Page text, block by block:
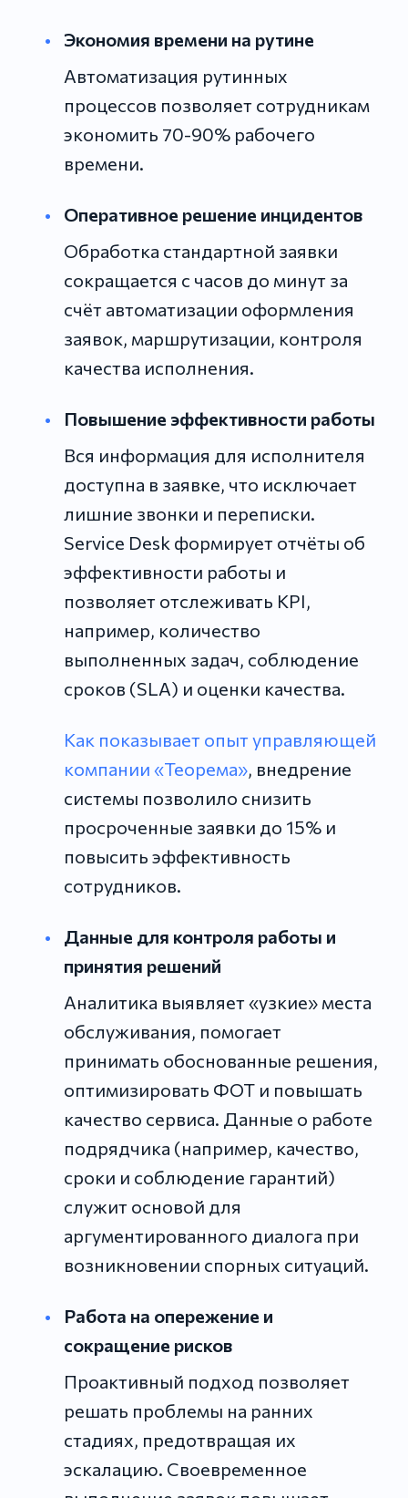
Экономия времени на рутине
Автоматизация рутинных
процессов позволяет сотрудникам
экономить 70-90% рабочего
времени.
Оперативное решение инцидентов
Обработка стандартной заявки
сокращается с часов до минут за
счёт автоматизации оформления
заявок, маршрутизации, контроля
качества исполнения.
Повышение эффективности работы
Вся информация для исполнителя
доступна в заявке, что исключает
лишние звонки и переписки.
Service Desk формирует отчёты об
эффективности работы и
позволяет отслеживать KPI,
например, количество
выполненных задач, соблюдение
сроков (SLA) и оценки качества.
Как показывает опыт управляющей
компании «Теорема», внедрение
системы позволило снизить
просроченные заявки до 15% и
повысить эффективность
сотрудников.
Данные для контроля работы и
принятия решений
Аналитика выявляет «узкие» места
обслуживания, помогает
принимать обоснованные решения,
оптимизировать ФОТ и повышать
качество сервиса. Данные о работе
подрядчика (например, качество,
сроки и соблюдение гарантий)
служит основой для
аргументированного диалога при
возникновении спорных ситуаций.
Работа на опережение и
сокращение рисков
Проактивный подход позволяет
решать проблемы на ранних
стадиях, предотвращая их
эскалацию. Своевременное